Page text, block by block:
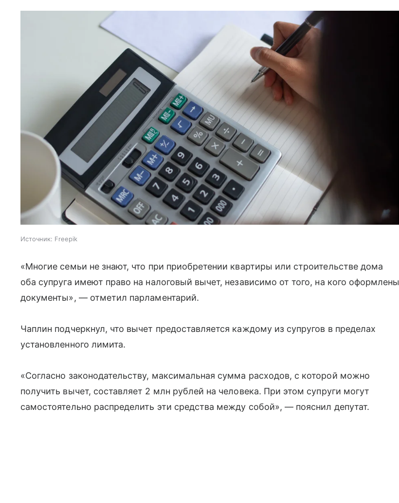
Источник: Freepik
«Многие семьи не знают, что при приобретении квартиры или строительстве дома
оба супруга имеют право на налоговый вычет, независимо от того, на кого оформлены
документы», — отметил парламентарий.
Чаплин подчеркнул, что вычет предоставляется каждому из супругов в пределах
установленного лимита.
«Согласно законодательству, максимальная сумма расходов, с которой можно
получить вычет, составляет 2 млн рублей на человека. При этом супруги могут
самостоятельно распределить эти средства между собой», — пояснил депутат.